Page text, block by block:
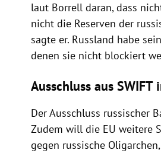
laut Borrell daran, dass
nicht die Reserven der
sagte er. Russland habe
denen sie nicht blockiert
Ausschluss aus SWIFT
Der Ausschluss russischer
Zudem will die EU weitere
gegen russische